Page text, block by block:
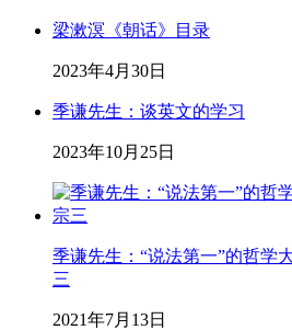
梁漱溟《朝话》目录
2023年4月30日
季谦先生：谈英文的学习
2023年10月25日
季谦先生：“说法第一”的哲
三
2021年7月13日